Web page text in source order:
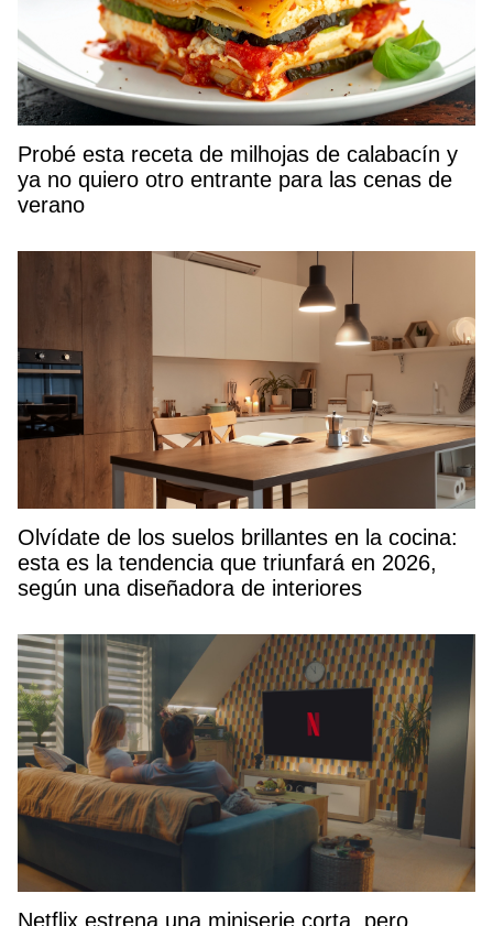
Probé esta receta de milhojas de calabacín y
ya no quiero otro entrante para las cenas de
verano
Olvídate de los suelos brillantes en la cocina:
esta es la tendencia que triunfará en 2026,
según una diseñadora de interiores
Netflix estrena una miniserie corta, pero